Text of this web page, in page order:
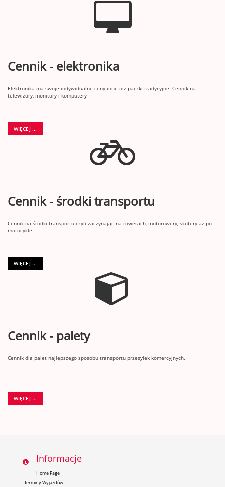
Cennik - elektronika
Elektronika ma swoje indywidualne ceny inne niż paczki tradycyjne. Cennik na
telewizory, monitory i komputery
WIĘCEJ ...
Cennik - środki transportu
Cennik na środki transportu czyli zaczynając na rowerach, motorowery, skutery aż po
motocykle.
WIĘCEJ ...
Cennik - palety
Cennik dla palet najlepszego sposobu transportu przesyłek komercyjnych.
WIĘCEJ ...
Informacje
Home Page
Terminy Wyjazdów